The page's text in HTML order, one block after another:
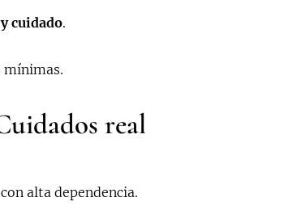
cuidado.
mínimas.
real
alta dependencia.